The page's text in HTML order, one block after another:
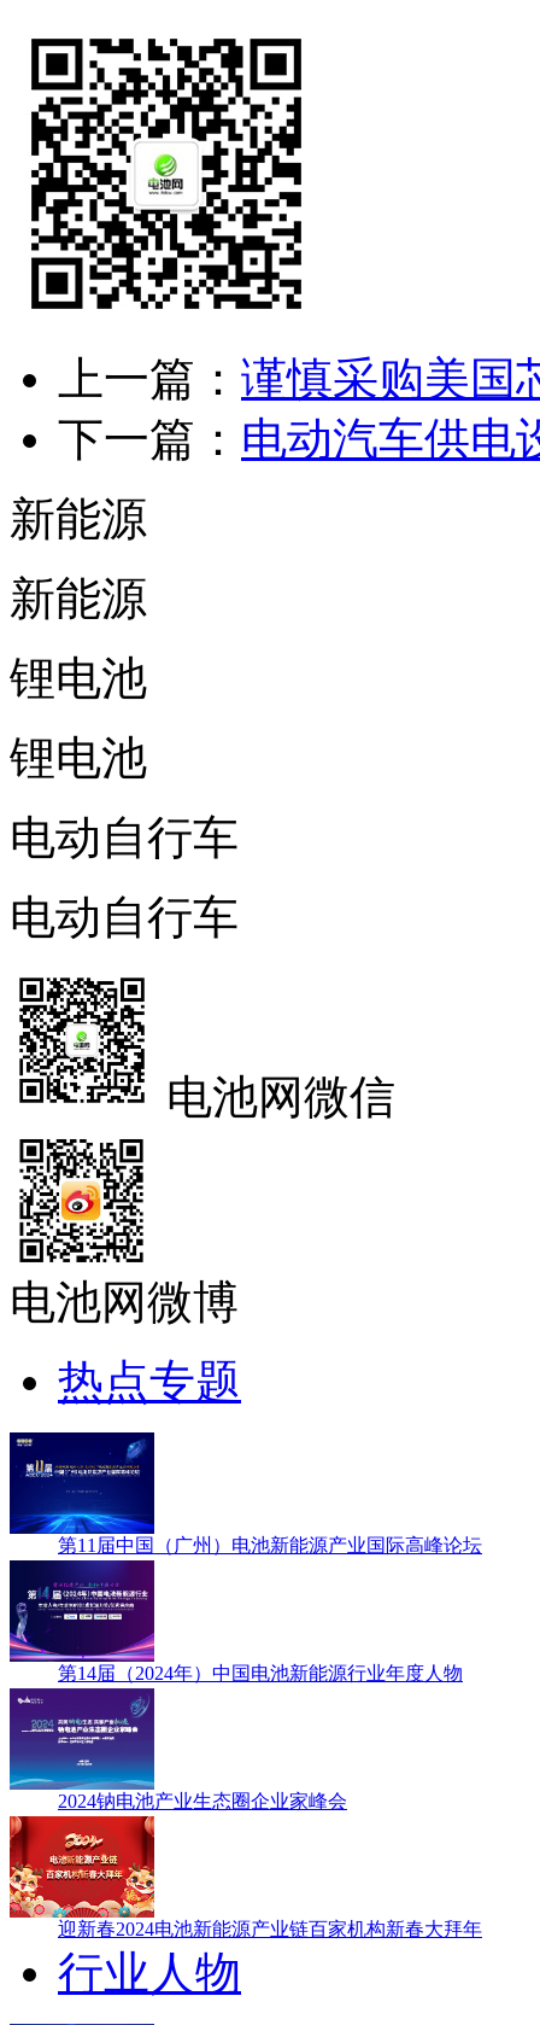
上一篇： 谨慎采购美国
下一篇： 电动汽车供电
新能源
新能源
锂电池
锂电池
电动自行车
电动自行车
电池网微信
电池网微博
热点专题
第11届中国（广州）电池新能源产业国际高峰论坛
第14届（2024年）中国电池新能源行业年度人物
2024钠电池产业生态圈企业家峰会
迎新春2024电池新能源产业链百家机构新春大拜年
行业人物